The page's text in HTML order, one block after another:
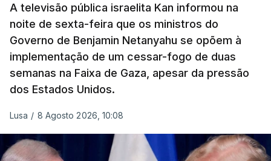
A televisão pública israelita Kan informou na
noite de sexta-feira que os ministros do
Governo de Benjamin Netanyahu se opõem à
implementação de um cessar-fogo de duas
semanas na Faixa de Gaza, apesar da pressão
dos Estados Unidos.
Lusa / 8 Agosto 2026, 10:08